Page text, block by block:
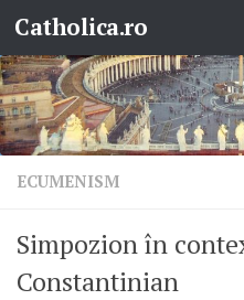
Skip to content
Catholica.ro
ECUMENISM
Simpozion în
Constantinian